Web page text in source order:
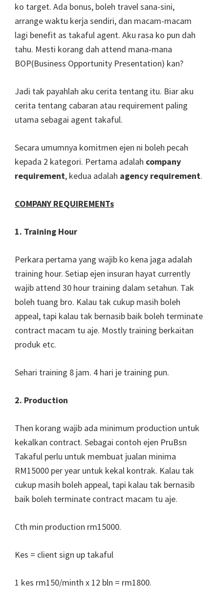
ko target. Ada bonus, boleh travel sana-sini,
arrange waktu kerja sendiri, dan macam-macam
lagi benefit as takaful agent. Aku rasa ko pun dah
tahu. Mesti korang dah attend mana-mana
BOP(Business Opportunity Presentation) kan?
Jadi tak payahlah aku cerita tentang itu. Biar aku
cerita tentang cabaran atau requirement paling
utama sebagai agent takaful.
Secara umumnya komitmen ejen ni boleh pecah
kepada 2 kategori. Pertama adalah company
requirement, kedua adalah agency requirement.
COMPANY REQUIREMENTs
1. Training Hour
Perkara pertama yang wajib ko kena jaga adalah
training hour. Setiap ejen insuran hayat currently
wajib attend 30 hour training dalam setahun. Tak
boleh tuang bro. Kalau tak cukup masih boleh
appeal, tapi kalau tak bernasib baik boleh terminate
contract macam tu aje. Mostly training berkaitan
produk etc.
Sehari training 8 jam. 4 hari je training pun.
2. Production
Then korang wajib ada minimum production untuk
kekalkan contract. Sebagai contoh ejen PruBsn
Takaful perlu untuk membuat jualan minima
RM15000 per year untuk kekal kontrak. Kalau tak
cukup masih boleh appeal, tapi kalau tak bernasib
baik boleh terminate contract macam tu aje.
Cth min production rm15000.
Kes = client sign up takaful
1 kes rm150/minth x 12 bln = rm1800.